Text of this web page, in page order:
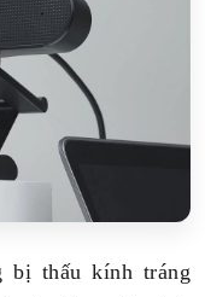
bị thấu kính tráng